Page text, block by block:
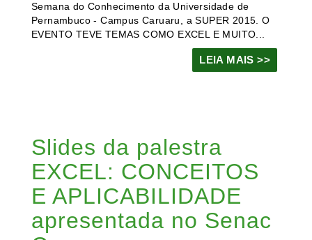
Semana do Conhecimento da Universidade de
Pernambuco - Campus Caruaru, a SUPER 2015. O
EVENTO TEVE TEMAS COMO EXCEL E MUITO...
LEIA MAIS >>
Slides da palestra
EXCEL: CONCEITOS
E APLICABILIDADE
apresentada no Senac